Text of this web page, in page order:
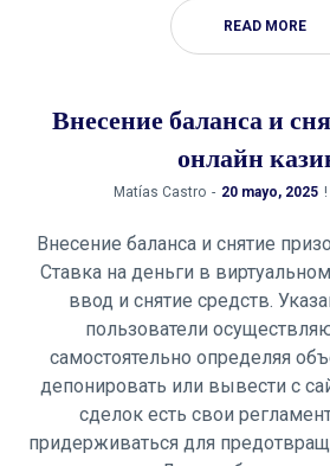
READ MORE
Внесение баланса и
онлайн
by
Matías Castro 20 mayo, 2025
Внесение баланса и снятие
Ставка на деньги в
ввод и снятие средств.
пользователи
самостоятельно определяя
депонировать или вывести с
сделок есть свои
придерживаться для